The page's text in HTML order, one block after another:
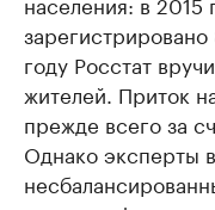
году Росстат
жителей. Приток
прежде всего за
Однако эксперты